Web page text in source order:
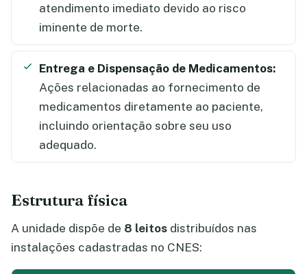
atendimento imediato devido ao risco
iminente de morte.
Entrega e Dispensação de Medicamentos:
Ações relacionadas ao fornecimento de
medicamentos diretamente ao paciente,
incluindo orientação sobre seu uso
adequado.
Estrutura física
A unidade dispõe de 8 leitos distribuídos nas
instalações cadastradas no CNES: